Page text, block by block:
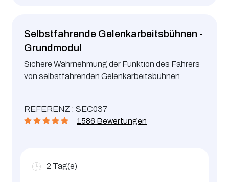
Selbstfahrende Gelenkarbeitsbühnen -
Grundmodul
Sichere Wahrnehmung der Funktion des Fahrers
von selbstfahrenden Gelenkarbeitsbühnen
REFERENZ : SEC037
1586 Bewertungen
2 Tag(e)